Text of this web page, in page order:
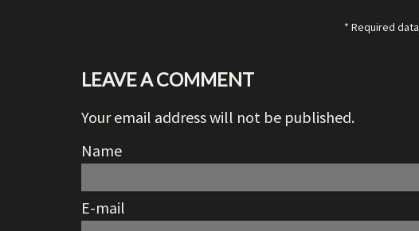
* Required data
LEAVE A COMMENT
Your email address will not be published.
Name
E-mail